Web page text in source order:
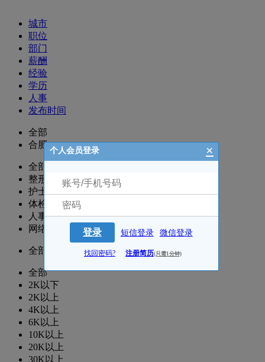
城市
职位
部门
薪酬
经验
学历
人事
发布时间
全部
合肥
全部
整形/美容
护士/护理
体检/检验/病理
人事-行政-院办
网络/推广/咨询
全部
全部
2K以下
2K以上
4K以上
6K以上
10K以上
20K以上
30K以上
个人会员登录 ×
登录 短信登录 微信登录
找回密码? 注册简历(只需1分钟)